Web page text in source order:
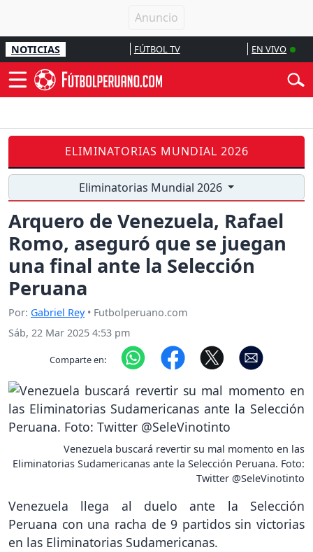
NOTICIAS FÚTBOL TV EN VIVO
ELIMINATORIAS MUNDIAL 2026
Eliminatorias Mundial 2026
Arquero de Venezuela, Rafael
Romo, aseguró que se juegan
una final ante la Selección
Peruana
Por: Gabriel Rey• Futbolperuano.com
Sáb, 22 Mar 2025 4:53 pm
Comparte en:
Venezuela buscará revertir su mal momento en las
Eliminatorias Sudamericanas ante la Selección Peruana. Foto:
Twitter @SeleVinotinto
Venezuela llega al duelo ante la Selección
Peruana con una racha de 9 partidos sin victorias
en las Eliminatorias Sudamericanas.